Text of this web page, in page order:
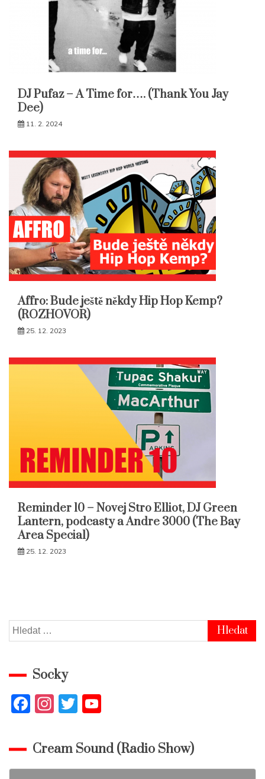
DJ Pufaz – A Time for…. (Thank You Jay
Dee)
11. 2. 2024
Affro: Bude ještě někdy Hip Hop Kemp?
(ROZHOVOR)
25. 12. 2023
Reminder 10 – Novej Stro Elliot, DJ Green
Lantern, podcasty a Andre 3000 (The Bay
Area Special)
25. 12. 2023
Vyhledávání
Socky
F
c
e
In
a
gr
T
itt
er
u
T
Cream Sound (Radio Show)